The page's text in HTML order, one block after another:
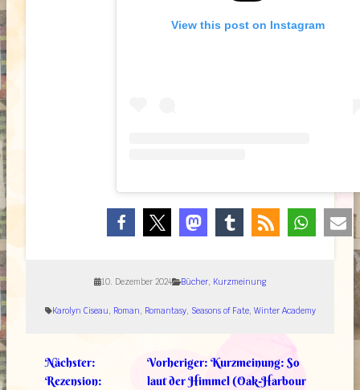
View this post on Instagram
10. Dezember 2024 Bücher, Kurzmeinung
Karolyn Ciseau, Roman, Romantasy, Seasons of Fate, Winter Academy
Nächster:
Rezension:
Vorheriger: Kurzmeinung: So
laut der Himmel (Oak-Harbour